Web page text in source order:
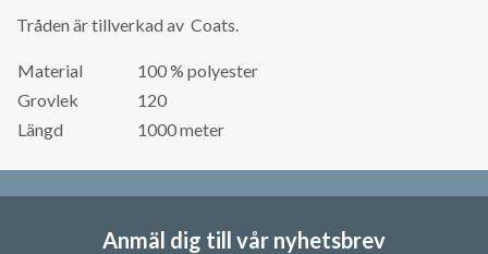
Tråden är tillverkad av Coats.
Material
100 % polyester
Grovlek
120
Längd
1000 meter
Anmäl dig till vår nyhetsbrev